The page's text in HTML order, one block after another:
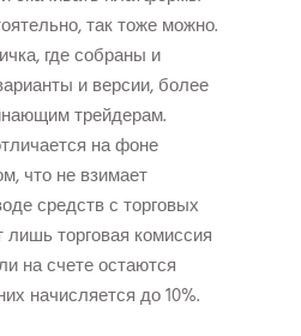
так тоже можно.
где собраны и
и версии, более
трейдерам.
на фоне
что не взимает
средств с торговых
торговая комиссия
на счете остаются
начисляется до 10%.